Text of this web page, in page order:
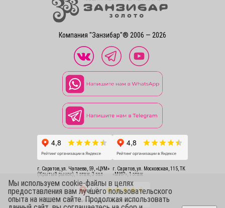
Компания "Занзибар"® 2006 — 2026
г. Саратов, ул. Чапаева, 59, «ЦУМ»
(Крытый рынок), 1 этаж, 3 зал
г. Саратов, ул. Московская, 115, ТК
«МИР», 1 этаж
Мы используем cookie-файлы в целях
предоставления вам лучшего пользовательского
опыта на нашем сайте. Продолжая использовать